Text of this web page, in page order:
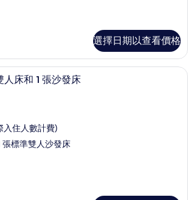
選擇日期以查看價格
標準客房, 1 張標準雙人床和 1 張沙發
人床和 1 張沙發床
入住人數計費)
張標準雙人沙發床